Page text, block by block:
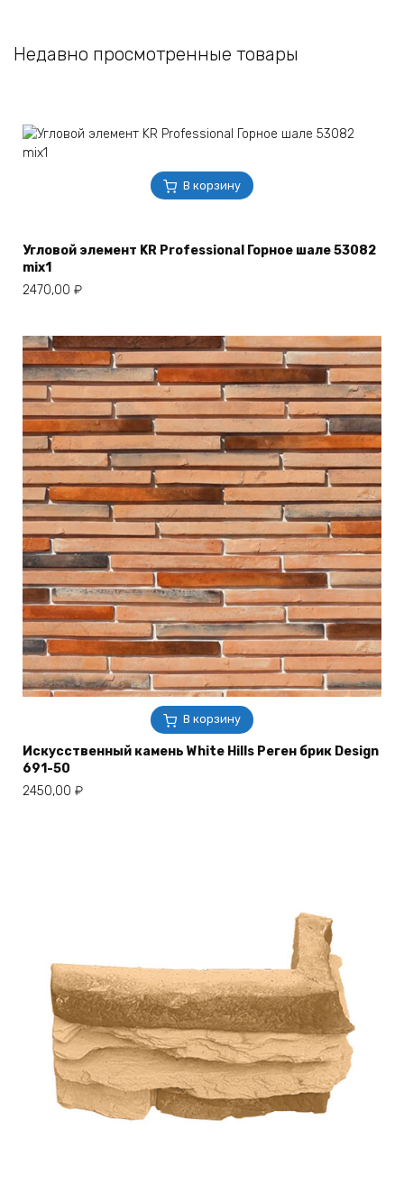
Недавно просмотренные товары
В корзину
Угловой элемент KR Professional Горное шале 53082
mix1
2470,00 ₽
В корзину
Искусственный камень White Hills Реген брик Design
691-50
2450,00 ₽